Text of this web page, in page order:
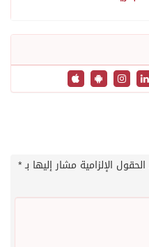
الحقول الإلزامية مشار إليها بـ*